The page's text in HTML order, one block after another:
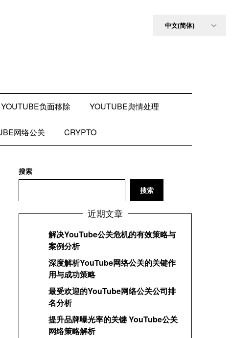
YOUTUBE负面移除 YOUTUBE舆情处理
网络公关 CRYPTO
搜索
搜索
近期文章
解决YouTube公关危机的有效策略与
案例分析
深度解析YouTube网络公关的关键作
用与成功策略
最受欢迎的YouTube网络公关公司排
名分析
提升品牌曝光率的关键 YouTube公关
网络策略解析